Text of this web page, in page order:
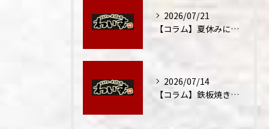
2026/07/21
【コラム】夏休みに家族外食が増える理由
2026/07/14
【コラム】鉄板焼きが"コミュニケーション飯"と呼ばれる理由